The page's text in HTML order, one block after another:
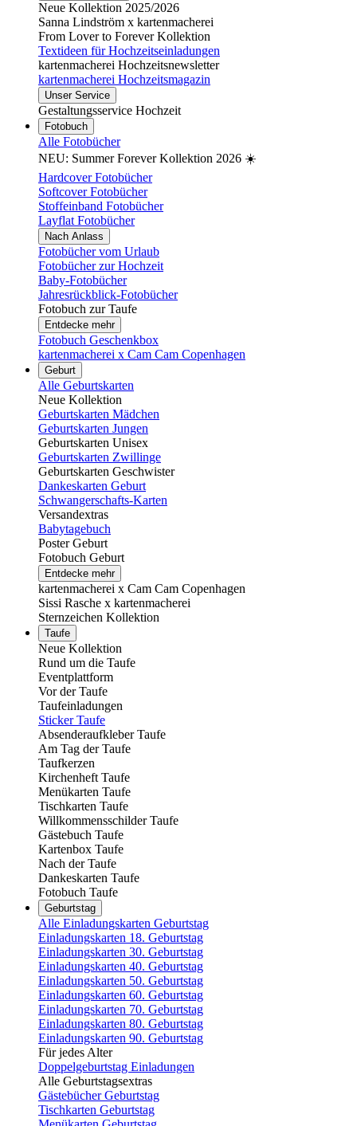
Neue Kollektion 2025/2026
Sanna Lindström x kartenmacherei
From Lover to Forever Kollektion
Textideen für Hochzeitseinladungen
kartenmacherei Hochzeitsnewsletter
kartenmacherei Hochzeitsmagazin
Unser Service
Gestaltungsservice Hochzeit
Fotobuch
Alle Fotobücher
NEU: Summer Forever Kollektion 2026 ☀️
Hardcover Fotobücher
Softcover Fotobücher
Stoffeinband Fotobücher
Layflat Fotobücher
Nach Anlass
Fotobücher vom Urlaub
Fotobücher zur Hochzeit
Baby-Fotobücher
Jahresrückblick-Fotobücher
Fotobuch zur Taufe
Entdecke mehr
Fotobuch Geschenkbox
kartenmacherei x Cam Cam Copenhagen
Geburt
Alle Geburtskarten
Neue Kollektion
Geburtskarten Mädchen
Geburtskarten Jungen
Geburtskarten Unisex
Geburtskarten Zwillinge
Geburtskarten Geschwister
Dankeskarten Geburt
Schwangerschafts-Karten
Versandextras
Babytagebuch
Poster Geburt
Fotobuch Geburt
Entdecke mehr
kartenmacherei x Cam Cam Copenhagen
Sissi Rasche x kartenmacherei
Sternzeichen Kollektion
Taufe
Neue Kollektion
Rund um die Taufe
Eventplattform
Vor der Taufe
Taufeinladungen
Sticker Taufe
Absenderaufkleber Taufe
Am Tag der Taufe
Taufkerzen
Kirchenheft Taufe
Menükarten Taufe
Tischkarten Taufe
Willkommensschilder Taufe
Gästebuch Taufe
Kartenbox Taufe
Nach der Taufe
Dankeskarten Taufe
Fotobuch Taufe
Geburtstag
Alle Einladungskarten Geburtstag
Einladungskarten 18. Geburtstag
Einladungskarten 30. Geburtstag
Einladungskarten 40. Geburtstag
Einladungskarten 50. Geburtstag
Einladungskarten 60. Geburtstag
Einladungskarten 70. Geburtstag
Einladungskarten 80. Geburtstag
Einladungskarten 90. Geburtstag
Für jedes Alter
Doppelgeburtstag Einladungen
Alle Geburtstagsextras
Gästebücher Geburtstag
Tischkarten Geburtstag